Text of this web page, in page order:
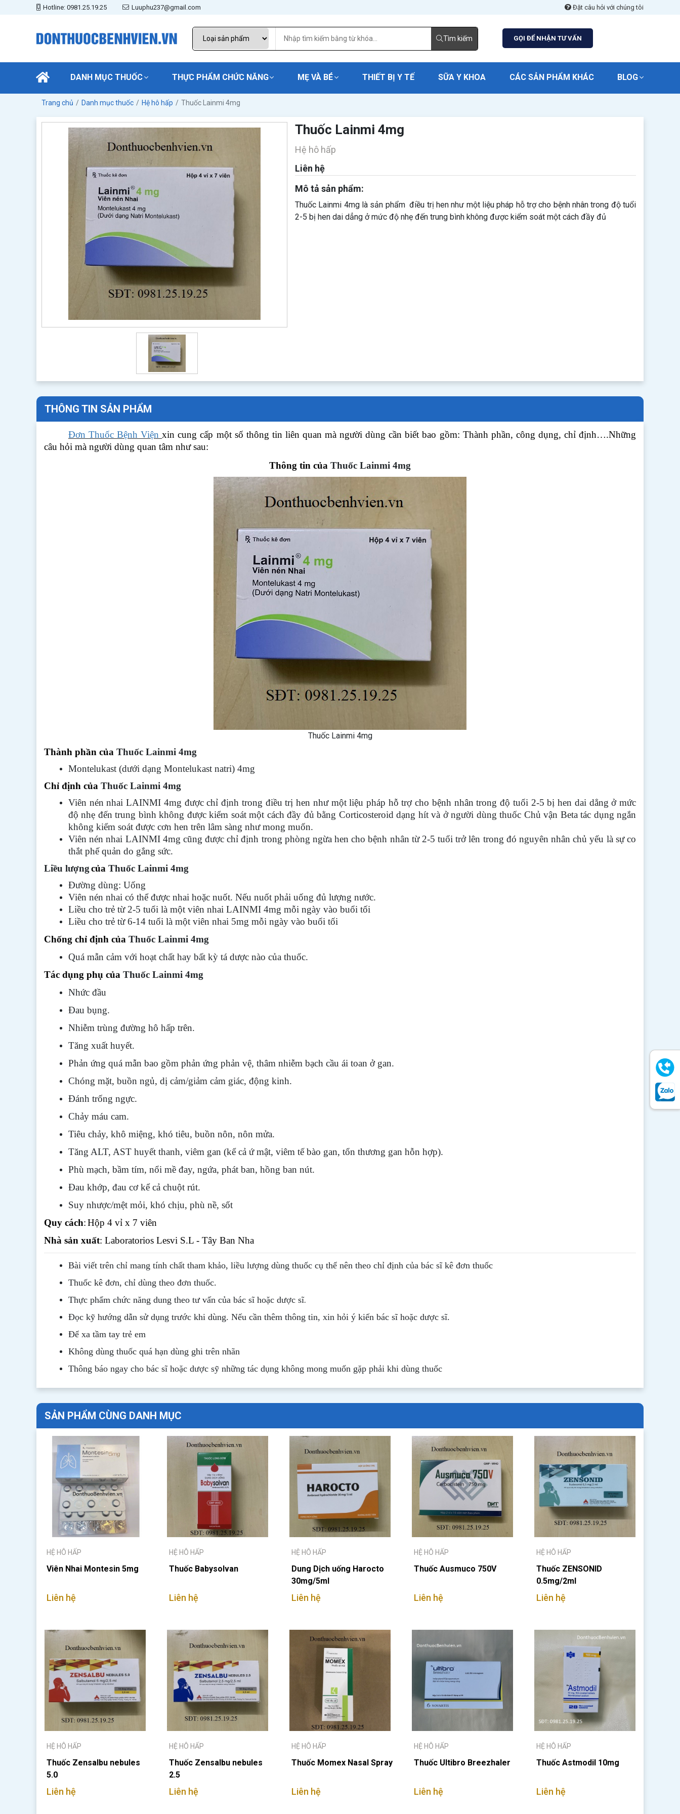
Hotline: 0981.25.19.25 Luuphu237@gmail.com Đặt câu hỏi với chúng tôi
Tìm kiếm GỌI ĐỂ NHẬN TƯ VẤN
DANH MỤC THUỐC THỰC PHẨM CHỨC NĂNG MẸ VÀ BÉ THIẾT BỊ Y TẾ SỮA Y KHOA CÁC SẢN PHẨM KHÁC BLOG
Trang chủ Danh mục thuốc Hệ hô hấp Thuốc Lainmi 4mg
Thuốc Lainmi 4mg
Hệ hô hấp
Liên hệ
Mô tả sản phẩm:
Thuốc Lainmi 4mg là sản phẩm điều trị hen như một liệu pháp hỗ trợ cho bệnh nhân trong độ tuổi
2-5 bị hen dai dẳng ở mức độ nhẹ đến trung bình không được kiểm soát một cách đầy đủ
THÔNG TIN SẢN PHẨM
Đơn Thuốc Bệnh Việnxin cung cấp một số thông tin liên quan mà người dùng cần biết bao gồm: Thành phần, công dụng, chỉ định….Những
câu hỏi mà người dùng quan tâm như sau:
Thông tin của Thuốc Lainmi 4mg
Thuốc Lainmi 4mg
Thành phần của Thuốc Lainmi 4mg
Montelukast (dưới dạng Montelukast natri) 4mg
Chỉ định của Thuốc Lainmi 4mg
Viên nén nhai LAINMI 4mg được chỉ định trong điều trị hen như một liệu pháp hỗ trợ cho bệnh nhân trong độ tuổi 2-5 bị hen dai dẳng ở mức
độ nhẹ đến trung bình không được kiểm soát một cách đầy đủ bằng Corticosteroid dạng hít và ở người dùng thuốc Chủ vận Beta tác dụng ngắn
không kiểm soát được cơn hen trên lâm sàng như mong muốn.
Viên nén nhai LAINMI 4mg cũng được chỉ định trong phòng ngừa hen cho bệnh nhân từ 2-5 tuổi trở lên trong đó nguyên nhân chủ yếu là sự co
thắt phế quản do gắng sức.
Liều lượngcủa Thuốc Lainmi 4mg
Đường dùng: Uống
Viên nén nhai có thể được nhai hoặc nuốt. Nếu nuốt phải uống đủ lượng nước.
Liều cho trẻ từ 2-5 tuổi là một viên nhai LAINMI 4mg mỗi ngày vào buổi tối
Liều cho trẻ từ 6-14 tuổi là một viên nhai 5mg mỗi ngày vào buổi tối
Chống chỉ định của Thuốc Lainmi 4mg
Quá mẫn cảm với hoạt chất hay bất kỳ tá dược nào của thuốc.
Tác dụng phụ của Thuốc Lainmi 4mg
Nhức đầu
Đau bụng.
Nhiễm trùng đường hô hấp trên.
Tăng xuất huyết.
Phản ứng quá mẫn bao gồm phản ứng phản vệ, thâm nhiễm bạch cầu ái toan ở gan.
Chóng mặt, buồn ngủ, dị cảm/giảm cảm giác, động kinh.
Đánh trống ngực.
Chảy máu cam.
Tiêu chảy, khô miệng, khó tiêu, buồn nôn, nôn mửa.
Tăng ALT, AST huyết thanh, viêm gan (kể cả ứ mật, viêm tế bào gan, tổn thương gan hỗn hợp).
Phù mạch, bầm tím, nổi mề đay, ngứa, phát ban, hồng ban nút.
Đau khớp, đau cơ kể cả chuột rút.
Suy nhược/mệt mỏi, khó chịu, phù nề, sốt
Quy cách:Hộp 4 vỉ x 7 viên
Nhà sản xuất: Laboratorios Lesvi S.L - Tây Ban Nha
Bài viết trên chỉ mang tính chất tham khảo, liều lượng dùng thuốc cụ thể nên theo chỉ định của bác sĩ kê đơn thuốc
Thuốc kê đơn, chỉ dùng theo đơn thuốc.
Thực phẩm chức năng dung theo tư vấn của bác sĩ hoặc dược sĩ.
Đọc kỹ hướng dẫn sử dụng trước khi dùng. Nếu cần thêm thông tin, xin hỏi ý kiến bác sĩ hoặc dược sĩ.
Để xa tầm tay trẻ em
Không dùng thuốc quá hạn dùng ghi trên nhãn
Thông báo ngay cho bác sĩ hoặc dược sỹ những tác dụng không mong muốn gặp phải khi dùng thuốc
SẢN PHẨM CÙNG DANH MỤC
HỆ HÔ HẤP
Viên Nhai Montesin 5mg
Liên hệ
HỆ HÔ HẤP
Thuốc Babysolvan
Liên hệ
HỆ HÔ HẤP
Dung Dịch uống Harocto
30mg/5ml
Liên hệ
HỆ HÔ HẤP
Thuốc Ausmuco 750V
Liên hệ
HỆ HÔ HẤP
Thuốc ZENSONID
0.5mg/2ml
Liên hệ
HỆ HÔ HẤP
Thuốc Zensalbu nebules
5.0
Liên hệ
HỆ HÔ HẤP
Thuốc Zensalbu nebules
2.5
Liên hệ
HỆ HÔ HẤP
Thuốc Momex Nasal Spray
Liên hệ
HỆ HÔ HẤP
Thuốc Ultibro Breezhaler
Liên hệ
HỆ HÔ HẤP
Thuốc Astmodil 10mg
Liên hệ